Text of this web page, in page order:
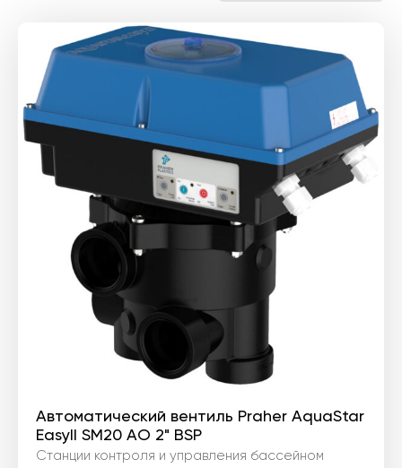
Автоматический вентиль Praher AquaStar
EasyII SM20 AO 2" BSP
Станции контроля и управления бассейном